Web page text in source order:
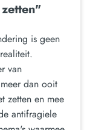
is geen
van
dan ooit
zetten en mee
antifragiele